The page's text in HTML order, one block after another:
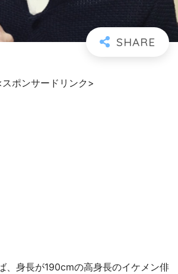
スポンサードリンク>
、身長が190cmの高身長のイケメン俳